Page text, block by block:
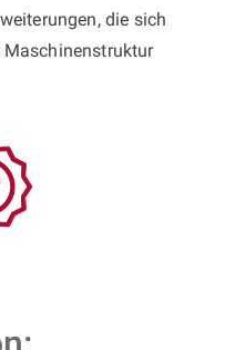
die sich
Maschinenstruktur